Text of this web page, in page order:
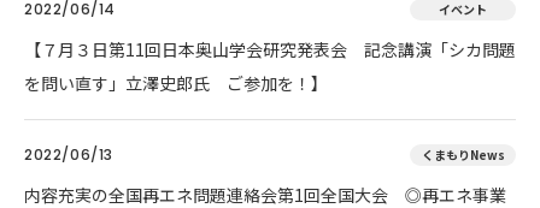
2022/06/14 イベント
【７月３日第11回日本奥山学会研究発表会 記念講演「シカ問題
を問い直す」立澤史郎氏 ご参加を！】
2022/06/13 くまもりNews
内容充実の全国再エネ問題連絡会第1回全国大会 ◎再エネ事業